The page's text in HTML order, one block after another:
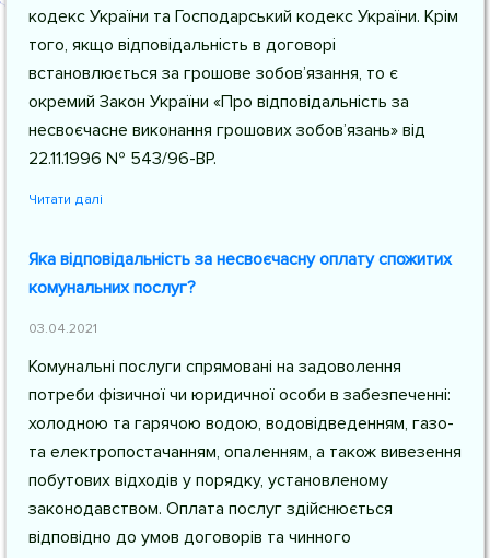
кодекс України та Господарський кодекс України. Крім
того, якщо відповідальність в договорі
встановлюється за грошове зобов’язання, то є
окремий Закон України «Про відповідальність за
несвоєчасне виконання грошових зобов’язань» від
22.11.1996 № 543/96-ВР.
Читати далі
Яка відповідальність за несвоєчасну оплату спожитих
комунальних послуг?
03.04.2021
Комунальні послуги спрямовані на задоволення
потреби фізичної чи юридичної особи в забезпеченні:
холодною та гарячою водою, водовідведенням, газо-
та електропостачанням, опаленням, а також вивезення
побутових відходів у порядку, установленому
законодавством. Оплата послуг здійснюється
відповідно до умов договорів та чинного